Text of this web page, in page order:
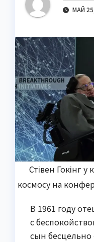
МАЙ
Стівен Гокінг
космосу на
В 1961 году
с
сын